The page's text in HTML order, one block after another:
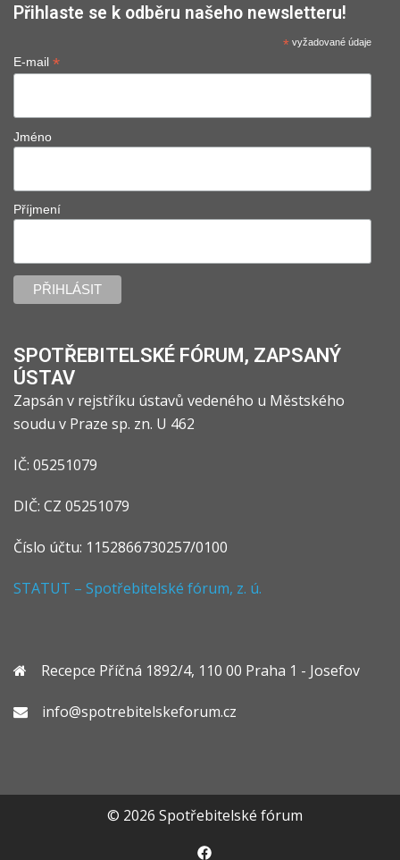
Přihlaste se k odběru našeho newsletteru!
* vyžadované údaje
E-mail *
Jméno
Příjmení
SPOTŘEBITELSKÉ FÓRUM, ZAPSANÝ
ÚSTAV
Zapsán v rejstříku ústavů vedeného u Městského
soudu v Praze sp. zn. U 462
IČ: 05251079
DIČ: CZ 05251079
Číslo účtu: 1152866730257/0100
STATUT – Spotřebitelské fórum, z. ú.
Recepce Příčná 1892/4, 110 00 Praha 1 - Josefov
info@spotrebitelskeforum.cz
© 2026 Spotřebitelské fórum
https://www.facebook.com/